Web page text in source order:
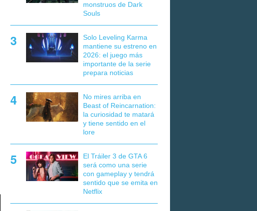
monstruos de Dark
Souls
Solo Leveling Karma
mantiene su estreno en
2026: el juego más
importante de la serie
prepara noticias
No mires arriba en
Beast of Reincarnation:
la curiosidad te matará
y tiene sentido en el
lore
El Tráiler 3 de GTA 6
será como una serie
con gameplay y tendrá
sentido que se emita en
Netflix